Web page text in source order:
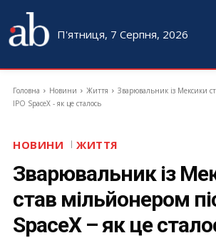
П'ятниця, 7 Серпня, 2026
Головна Новини Життя
Зварювальник із Мексики
IPO SpaceX - як це сталось
НОВИНИ ЖИТТЯ
Зварювальник із
став мільйонером
SpaceX – як це